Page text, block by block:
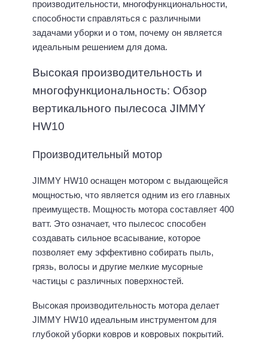
производительности, многофункциональности,
способности справляться с различными
задачами уборки и о том, почему он является
идеальным решением для дома.
Высокая производительность и
многофункциональность: Обзор
вертикального пылесоса JIMMY
HW10
Производительный мотор
JIMMY HW10 оснащен мотором с выдающейся
мощностью, что является одним из его главных
преимуществ. Мощность мотора составляет 400
ватт. Это означает, что пылесос способен
создавать сильное всасывание, которое
позволяет ему эффективно собирать пыль,
грязь, волосы и другие мелкие мусорные
частицы с различных поверхностей.
Высокая производительность мотора делает
JIMMY HW10 идеальным инструментом для
глубокой уборки ковров и ковровых покрытий.